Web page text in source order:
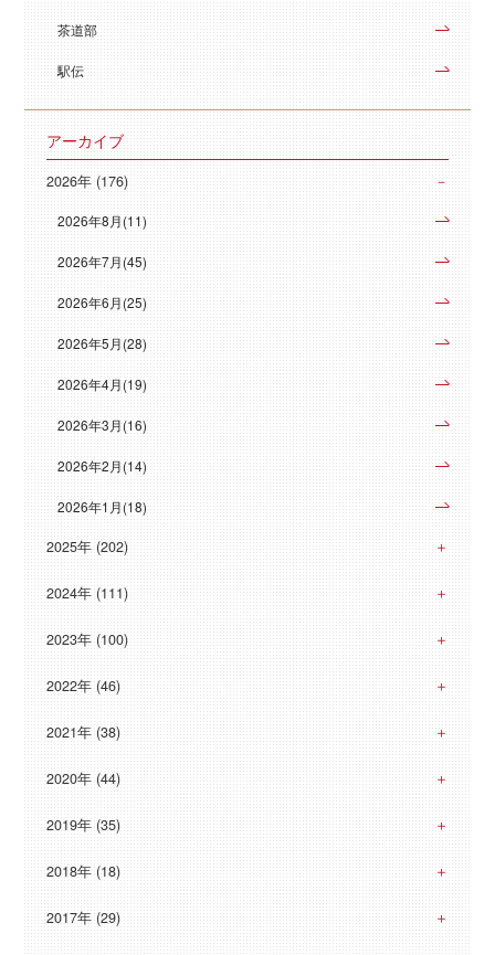
茶道部
駅伝
アーカイブ
2026年 (176)
2026年8月(11)
2026年7月(45)
2026年6月(25)
2026年5月(28)
2026年4月(19)
2026年3月(16)
2026年2月(14)
2026年1月(18)
2025年 (202)
2024年 (111)
2023年 (100)
2022年 (46)
2021年 (38)
2020年 (44)
2019年 (35)
2018年 (18)
2017年 (29)